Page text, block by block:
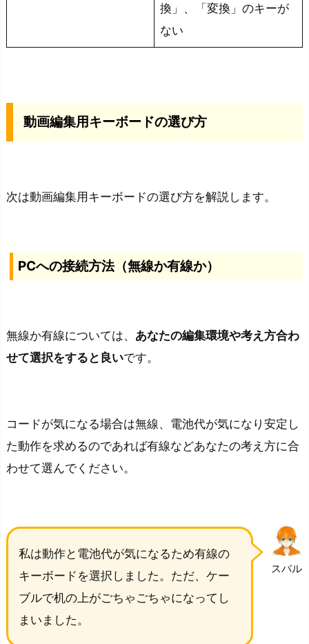
換」、「変換」のキーが
ない
動画編集用キーボードの選び方
次は動画編集用キーボードの選び方を解説します。
PCへの接続方法（無線か有線か）
無線か有線については、 あなたの編集環境や考え方合わ
せて選択をすると良いです。
コードが気になる場合は無線、電池代が気になり安定し
た動作を求めるのであれば有線などあなたの考え方に合
わせて選んでください。
スバル
私は動作と電池代が気になるため有線の
キーボードを選択しました。ただ、ケー
ブルで机の上がごちゃごちゃになってし
まいました。